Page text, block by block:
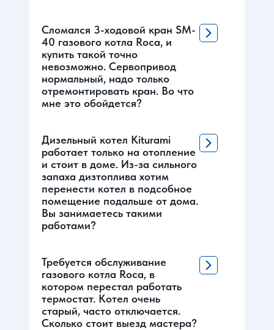
Сломался 3-ходовой кран SM-
40 газового котла Roca, и
купить такой точно
невозможно. Сервопривод
нормальный, надо только
отремонтировать кран. Во что
мне это обойдется?
Дизельный котел Kiturami
работает только на отопление
и стоит в доме. Из-за сильного
запаха дизтоплива хотим
перенести котел в подсобное
помещение подальше от дома.
Вы занимаетесь такими
работами?
Требуется обслуживание
газового котла Roca, в
котором перестал работать
термостат. Котел очень
старый, часто отключается.
Сколько стоит выезд мастера?